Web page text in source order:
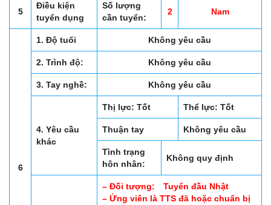
5
Điều kiện
tuyển dụng
Số lượng
cần tuyển:
2 Nam
6
1. Độ tuổi Không yêu cầu
2. Trình độ: Không yêu cầu
3. Tay nghề: Không yêu cầu
4. Yêu cầu
khác
Thị lực: Tốt Thể lực: Tốt
Thuận tay Không yêu cầu
Tình trạng
hôn nhân:
Không quy định
– Đối tượng: Tuyển đầu Nhật
– Ứng viên là TTS đã hoặc chuẩn bị